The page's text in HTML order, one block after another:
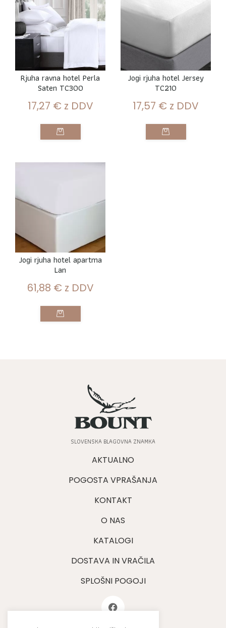
Rjuha ravna hotel Perla
Saten TC300
17,27 € z DDV
Jogi rjuha hotel Jersey
TC210
17,57 € z DDV
Jogi rjuha hotel apartma
Lan
61,88 € z DDV
SLOVENSKA BLAGOVNA ZNAMKA
AKTUALNO
POGOSTA VPRAŠANJA
KONTAKT
O NAS
KATALOGI
DOSTAVA IN VRAČILA
SPLOŠNI POGOJI